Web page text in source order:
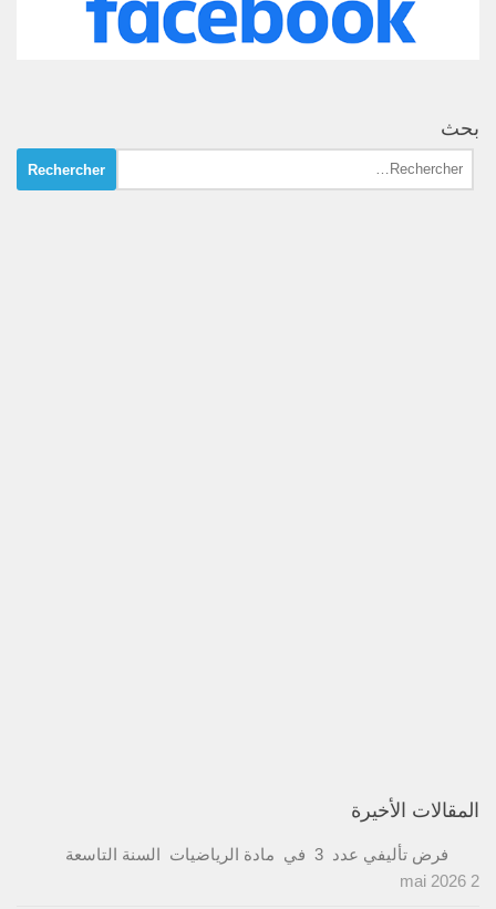
بحث
Rechercher :
المقالات الأخيرة
فرض تأليفي عدد 3 في مادة الرياضيات السنة التاسعة
2 mai 2026